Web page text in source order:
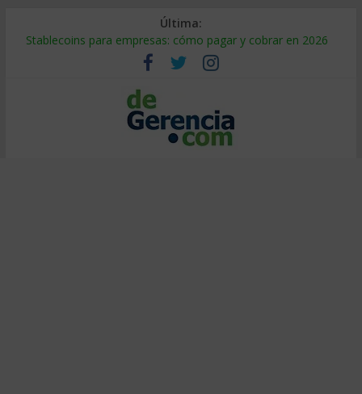
Última:
Stablecoins para empresas: cómo pagar y cobrar en 2026
Despido silencioso: qué es y por qué sale tan caro
IA en selección de personal: cómo auditarla a tiempo
Trabajo forzoso en la cadena de suministro: qué hacer
Mercado hispano de EE. UU.: cómo segmentarlo y venderle